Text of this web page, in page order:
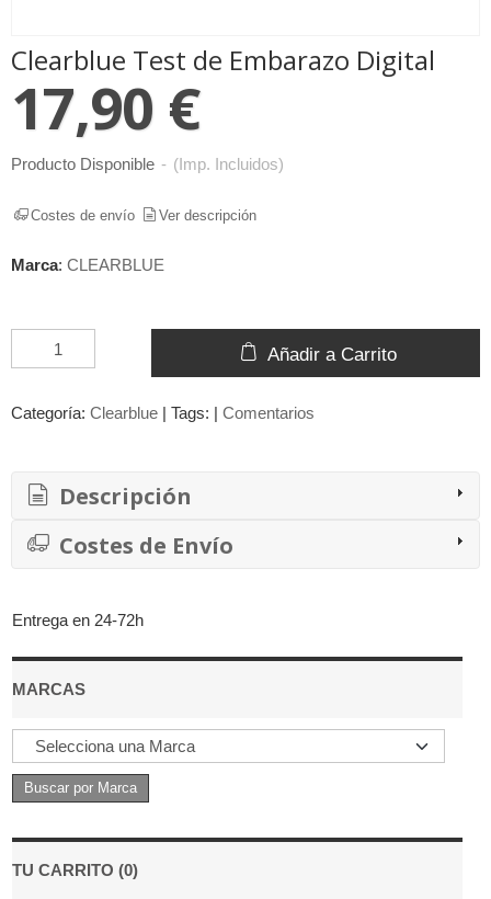
Entrega en 24-72h
MARCAS
TU CARRITO (0)
Clearblue Test de Embarazo Digital
17,90 €
Producto Disponible - (Imp. Incluidos)
Costes de envío Ver descripción
Marca: CLEARBLUE
Añadir a Carrito
Categoría: Clearblue | Tags: | Comentarios
Descripción
Costes de Envío